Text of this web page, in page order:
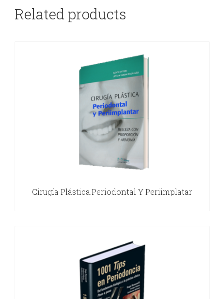
Related products
Cirugía Plástica.Periodontal Y Periimplatar